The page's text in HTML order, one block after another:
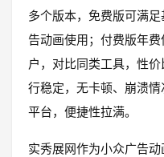
多个版本，免费版可满
告动画使用；付费版年
户，对比同类工具，性
行稳定，无卡顿、崩溃
平台，便捷性拉满。
实秀展网作为小众广告